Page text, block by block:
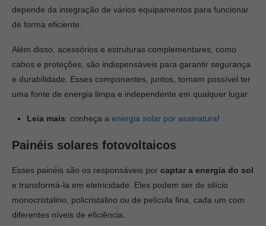
depende da integração de vários equipamentos para funcionar
de forma eficiente.
Além disso, acessórios e estruturas complementares, como
cabos e proteções, são indispensáveis para garantir segurança
e durabilidade. Esses componentes, juntos, tornam possível ter
uma fonte de energia limpa e independente em qualquer lugar.
Leia mais: conheça a energia solar por assinatura!
Painéis solares fotovoltaicos
Esses painéis são os responsáveis por captar a energia do sol
e transformá-la em eletricidade. Eles podem ser de silício
monocristalino, policristalino ou de película fina, cada um com
diferentes níveis de eficiência.